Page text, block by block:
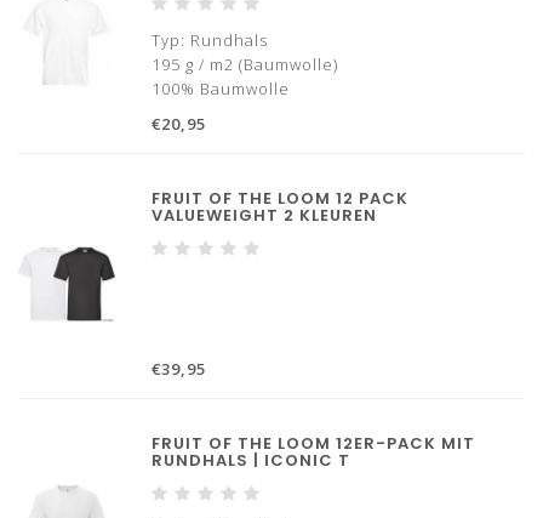
✓ Danach bezahlen
✓ Schnelle Lieferung *
Typ: Rundhals
195 g / m2 (Baumwolle)
100% Baumwolle
Schulter
Größen: S bis 3XL
✓ Danach bezahlen
€20,95
FRUIT OF THE LOOM 12 PACK
VALUEWEIGHT 2 KLEUREN
€39,95
FRUIT OF THE LOOM 12ER-PACK MIT
RUNDHALS | ICONIC T